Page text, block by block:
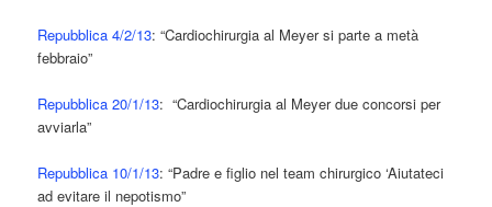
Repubblica 4/2/13: “Cardiochirurgia al Meyer si parte a metà
febbraio”
Repubblica 20/1/13: “Cardiochirurgia al Meyer due concorsi per
avviarla”
Repubblica 10/1/13: “Padre e figlio nel team chirurgico ‘Aiutateci
ad evitare il nepotismo”